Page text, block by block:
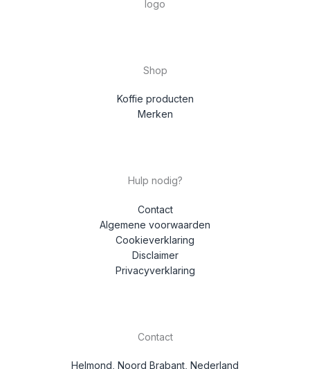
Shop
Koffie producten
Merken
Hulp nodig?
Contact
Algemene voorwaarden
Cookieverklaring
Disclaimer
Privacyverklaring
Contact
Helmond, Noord Brabant, Nederland